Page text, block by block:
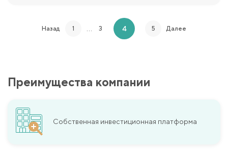
Назад 1 … 3 4 5 Далее
Преимущества компании
Собственная инвестиционная платформа